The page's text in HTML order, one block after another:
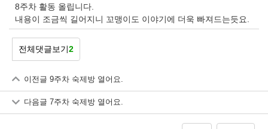
8주차 활동 올립니다.
내용이 조금씩 길어지니 꼬맹이도 이야기에 더욱 빠져드는듯요.
전체댓글보기2
이전글 9주차 숙제방 열어요.
다음글 7주차 숙제방 열어요.